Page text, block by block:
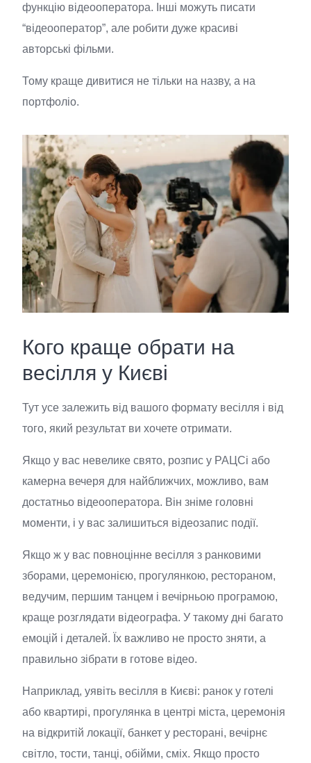
функцію відеооператора. Інші можуть писати
“відеооператор”, але робити дуже красиві
авторські фільми.
Тому краще дивитися не тільки на назву, а на
портфоліо.
Кого краще обрати на
весілля у Києві
Тут усе залежить від вашого формату весілля і від
того, який результат ви хочете отримати.
Якщо у вас невелике свято, розпис у РАЦСі або
камерна вечеря для найближчих, можливо, вам
достатньо відеооператора. Він зніме головні
моменти, і у вас залишиться відеозапис події.
Якщо ж у вас повноцінне весілля з ранковими
зборами, церемонією, прогулянкою, рестораном,
ведучим, першим танцем і вечірньою програмою,
краще розглядати відеографа. У такому дні багато
емоцій і деталей. Їх важливо не просто зняти, а
правильно зібрати в готове відео.
Наприклад, уявіть весілля в Києві: ранок у готелі
або квартирі, прогулянка в центрі міста, церемонія
на відкритій локації, банкет у ресторані, вечірнє
світло, тости, танці, обійми, сміх. Якщо просто